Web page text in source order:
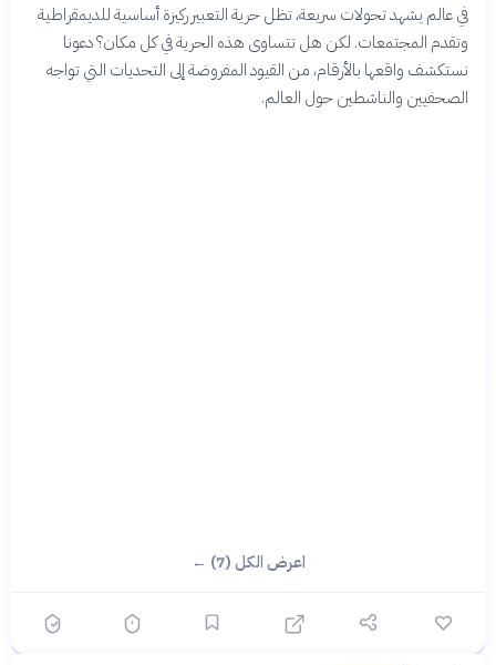
في عالم يشهد تحولات سريعة، تظل حرية التعبير ركيزة أساسية للديمقراطية
وتقدم المجتمعات. لكن هل تتساوى هذه الحرية في كل مكان؟ دعونا
نستكشف واقعها بالأرقام، من القيود المفروضة إلى التحديات التي تواجه
الصحفيين والناشطين حول العالم.
اعرض الكل (7) ←